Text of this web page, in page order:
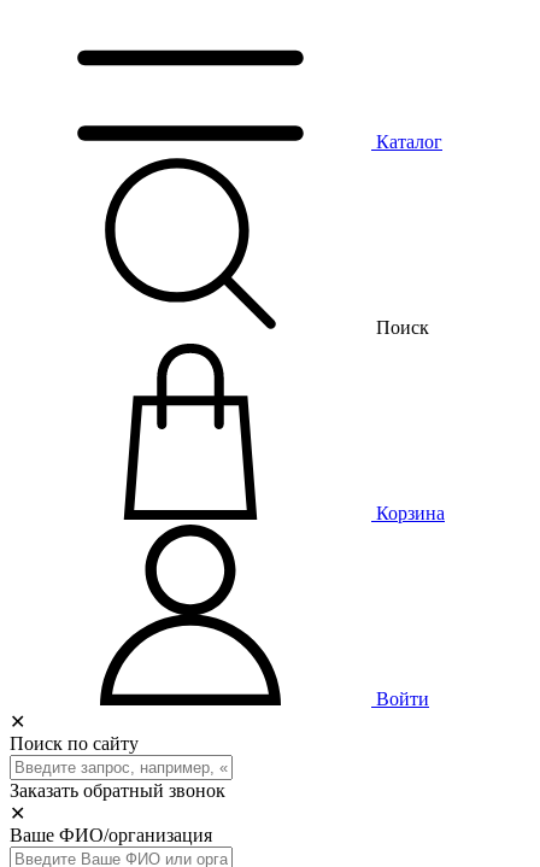
Каталог
Поиск
Корзина
Войти
✕
Поиск по сайту
Заказать обратный звонок
✕
Ваше ФИО/организация